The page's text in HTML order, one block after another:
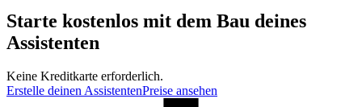
Starte kostenlos mit dem Bau deines
Assistenten
Keine Kreditkarte erforderlich.
Erstelle deinen AssistentenPreise ansehen